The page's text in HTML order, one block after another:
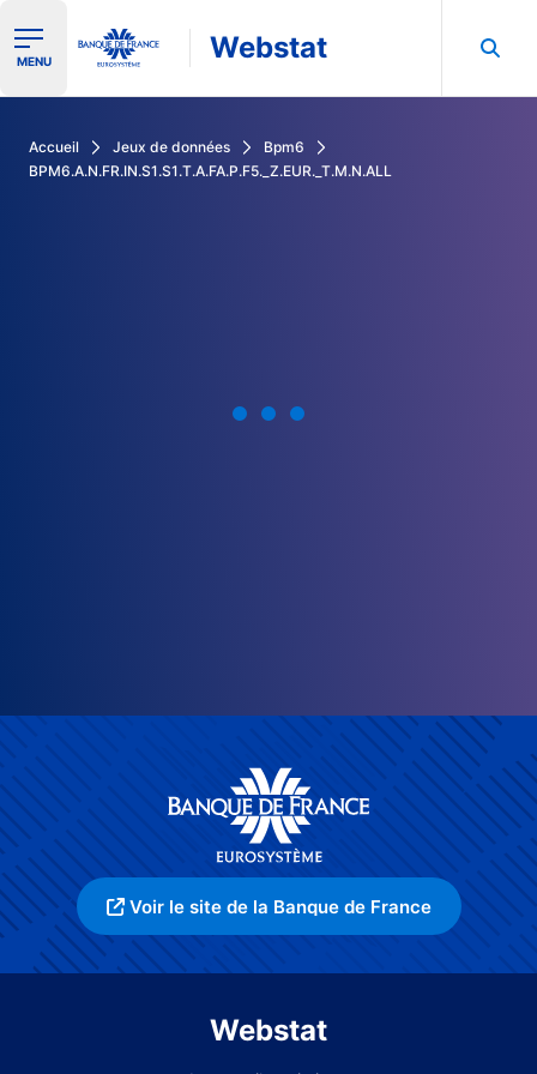
Ouvrir le menu de navigation
MENU Webstat
Accueil Jeux de données
Bpm6
BPM6.A.N.FR.IN.S1.S1.T.A.FA.P.F5._Z.EUR._T.M.N.ALL
Voir le site de la Banque de France
Webstat